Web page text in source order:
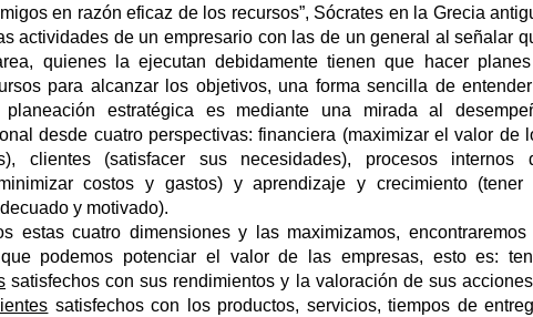
en razón eficaz de los recursos”, Sócrates en la Grecia
actividades de un empresario con las de un general al señalar
quienes la ejecutan debidamente tienen que hacer
para alcanzar los objetivos, una forma sencilla de
estratégica es mediante una mirada al
desde cuatro perspectivas: financiera (maximizar el valor de
clientes (satisfacer sus necesidades), procesos internos
costos y gastos) y aprendizaje y crecimiento (tener
y motivado).
estas cuatro dimensiones y las maximizamos, encontraremos
podemos potenciar el valor de las empresas, esto es:
satisfechos con sus rendimientos y la valoración de sus
satisfechos con los productos, servicios, tiempos de